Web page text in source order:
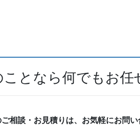
となら何でもお任
相談・お見積りは、お気軽にお問い